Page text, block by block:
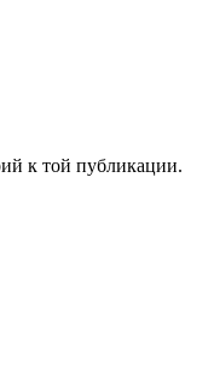
к той публикации.